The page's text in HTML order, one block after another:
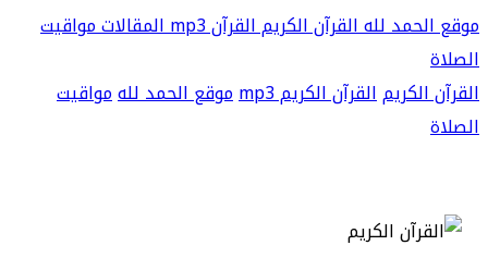
موقع الحمد للهالقرآن الكريمالقرآن mp3 المقالاتمواقيت
الصلاة
القرآن الكريمالقرآن الكريم mp3 موقع الحمد للهمواقيت
الصلاة